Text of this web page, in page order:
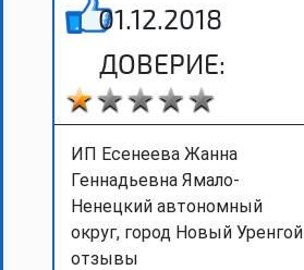
01.12.2018
ДОВЕРИЕ:
ИП Есенеева Жанна
Геннадьевна Ямало-
Ненецкий автономный
округ, город Новый Уренгой
отзывы